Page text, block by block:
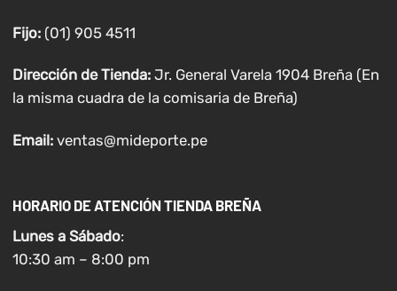
Fijo:(01) 905 4511
Dirección de Tienda: Jr. General Varela 1904 Breña (En
la misma cuadra de la comisaria de Breña)
Email: ventas@mideporte.pe
HORARIO DE ATENCIÓN TIENDA BREÑA
Lunes a Sábado:
10:30 am – 8:00 pm